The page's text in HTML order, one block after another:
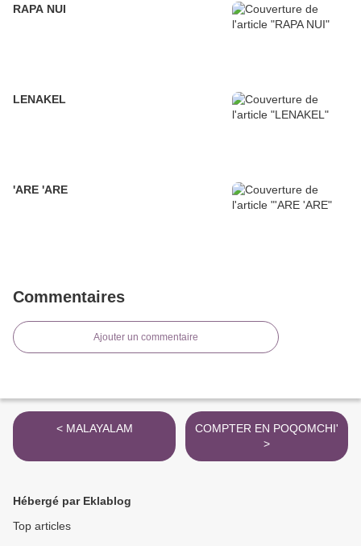
RAPA NUI
LENAKEL
'ARE 'ARE
Commentaires
Ajouter un commentaire
< MALAYALAM
COMPTER EN POQOMCHI'
>
Hébergé par Eklablog
Top articles